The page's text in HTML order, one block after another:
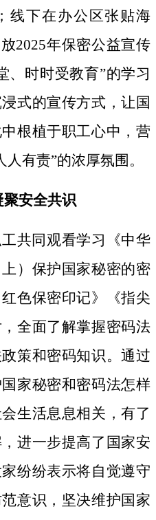
线下在办公区张贴海
2025年保密公益宣传
、时时受教育”的学习
式的宣传方式，让国
根植于职工心中，营
有责”的浓厚氛围。
安全共识
共同观看学习《中华
上）保护国家秘密的密
红色保密印记》《指尖
全面了解掌握密码法
策和密码知识。通过
家秘密和密码法怎样
生活息息相关，有了
进一步提高了国家安
纷纷表示将自觉遵守
意识，坚决维护国家